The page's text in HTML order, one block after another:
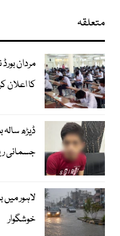
متعلقہ
مردان
کا اعلان
ڈیڑھ سالہ
جسمانی
لاہور
خوشگوار